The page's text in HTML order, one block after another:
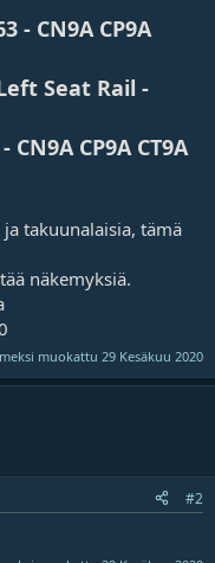
- CN9A CP9A
Seat Rail -
CP9A CT9A
takuunalaisia, tämä
näkemyksiä.
muokattu 29 Kesäkuu 2020
#2